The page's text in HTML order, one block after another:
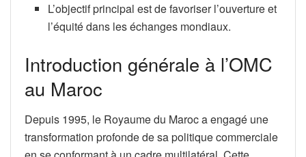
L’objectif principal est de favoriser l’ouverture et
l’équité dans les échanges mondiaux.
Introduction générale à l’OMC
au Maroc
Depuis 1995, le Royaume du Maroc a engagé une
transformation profonde de sa politique commerciale